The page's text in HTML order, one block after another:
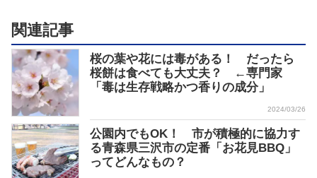
関連記事
桜の葉や花には毒がある！ だったら
桜餅は食べても大丈夫？ ←専門家
「毒は生存戦略かつ香りの成分」
2024/03/26
公園内でもOK！ 市が積極的に協力す
る青森県三沢市の定番「お花見BBQ」
ってどんなもの？